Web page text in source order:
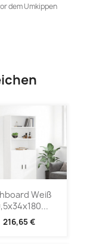
dem Umkippen
Weiß
216,65 €